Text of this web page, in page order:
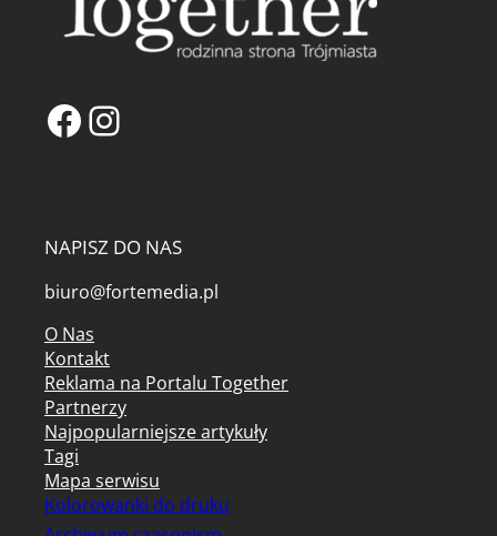
Facebook
Instagram
NAPISZ DO NAS
biuro@fortemedia.pl
O Nas
Kontakt
Reklama na Portalu Together
Partnerzy
Najpopularniejsze artykuły
Tagi
Mapa serwisu
Kolorowanki do druku